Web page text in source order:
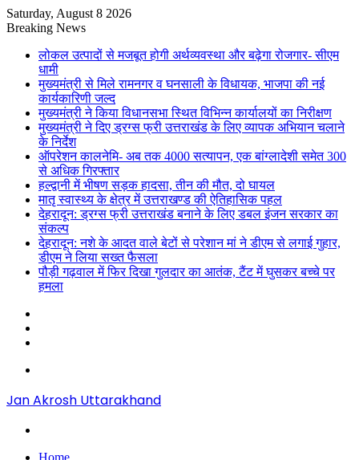
Saturday, August 8 2026
Breaking News
लोकल उत्पादों से मजबूत होगी अर्थव्यवस्था और बढ़ेगा रोजगार- सीएम
धामी
मुख्यमंत्री से मिले रामनगर व घनसाली के विधायक, भाजपा की नई
कार्यकारिणी जल्द
मुख्यमंत्री ने किया विधानसभा स्थित विभिन्न कार्यालयों का निरीक्षण
मुख्यमंत्री ने दिए ड्रग्स फ्री उत्तराखंड के लिए व्यापक अभियान चलाने
के निर्देश
ऑपरेशन कालनेमि- अब तक 4000 सत्यापन, एक बांग्लादेशी समेत 300
से अधिक गिरफ्तार
हल्द्वानी में भीषण सड़क हादसा, तीन की मौत, दो घायल
मातृ स्वास्थ्य के क्षेत्र में उत्तराखण्ड की ऐतिहासिक पहल
देहरादून: ड्रग्स फ्री उत्तराखंड बनाने के लिए डबल इंजन सरकार का
संकल्प
देहरादून: नशे के आदत वाले बेटों से परेशान मां ने डीएम से लगाई गुहार,
डीएम ने लिया सख्त फैसला
पौड़ी गढ़वाल में फिर दिखा गुलदार का आतंक, टैंट में घुसकर बच्चे पर
हमला
Jan Akrosh Uttarakhand
Home